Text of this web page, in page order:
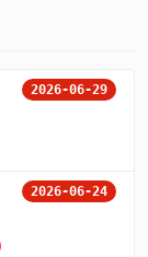
2026-06-29
2026-06-24